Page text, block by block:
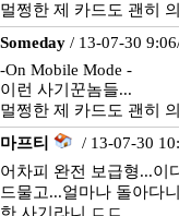
멀쩡한 제 카드도 괜히
Someday / 13-07-30
-On Mobile Mode -
이런 사기꾼놈들...
멀쩡한 제 카드도 괜히
마프티
/ 13-07-30
어차피 완전 보급형...이
드물고...얼마나 돌아다